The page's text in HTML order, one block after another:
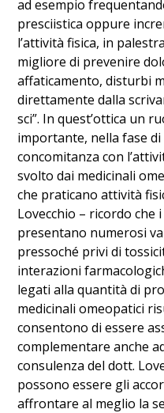
ad esempio
presciistica oppure
l’attività fisica, in
migliore di prevenire
affaticamento, disturbi
direttamente dalla
sci”. In quest’ottica un
importante, nella fase
concomitanza con
svolto dai medicinali
che praticano attività
Lovecchio – ricordo che
presentano numerosi
pressoché privi di
interazioni
legati alla quantità di
medicinali omeopatici
consentono di essere
complementare anche
consulenza del dott.
possono essere gli
affrontare al meglio la